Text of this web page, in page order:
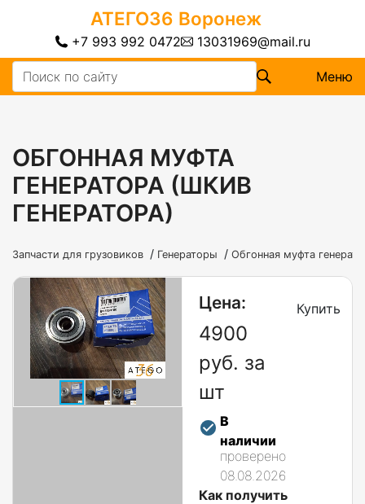
АТЕГО36 Воронеж
+7 993 992 0472 13031969@mail.ru
Меню
ОБГОННАЯ МУФТА
ГЕНЕРАТОРА (ШКИВ
ГЕНЕРАТОРА)
Запчасти для грузовиков / Генераторы / Обгонная муфта
Цена:
4900
руб. за
шт
В
наличии
проверено
08.08.2026
Купить
Как получить